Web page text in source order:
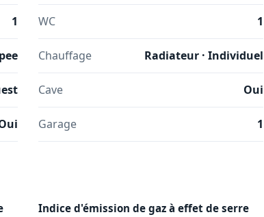
1 WC 1
Chauffage Radiateur · Individuel
Cave Oui
Garage 1
Indice d'émission de gaz à effet de serre